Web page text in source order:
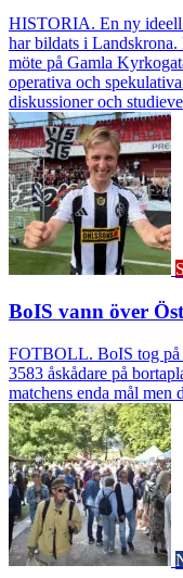
HISTORIA. En ny ideell
har bildats i
möte på Gamla
operativa och
diskussioner och
BoIS vann över
FOTBOLL. BoIS tog på
3583 åskådare på
matchens enda mål men